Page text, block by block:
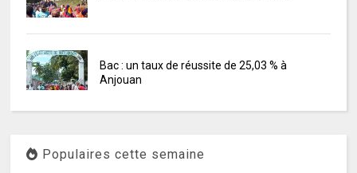
Bac : un taux de réussite de 25,03 % à
Anjouan
Populaires cette semaine